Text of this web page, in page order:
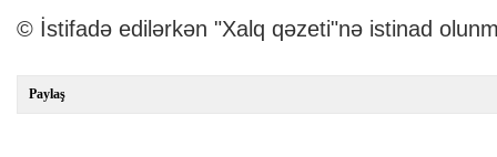
© İstifadə edilərkən "Xalq qəzeti"nə istinad
Paylaş